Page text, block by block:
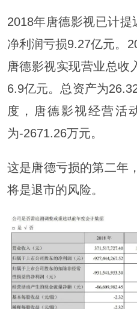
2018年唐德影视已计
净利润亏损9.27亿元。
唐德影视实现营业总收
6.9亿元。总资产为
度，唐德影视经营活
为-2671.26万元。
这是唐德亏损的第二年
将是退市的风险。